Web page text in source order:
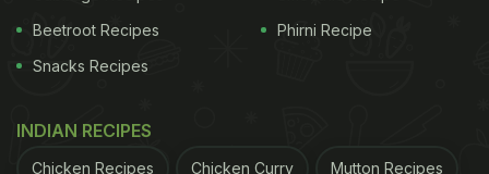
Beetroot Recipes
Snacks Recipes
Phirni Recipe
INDIAN RECIPES
Chicken Recipes Chicken Curry Mutton Recipes